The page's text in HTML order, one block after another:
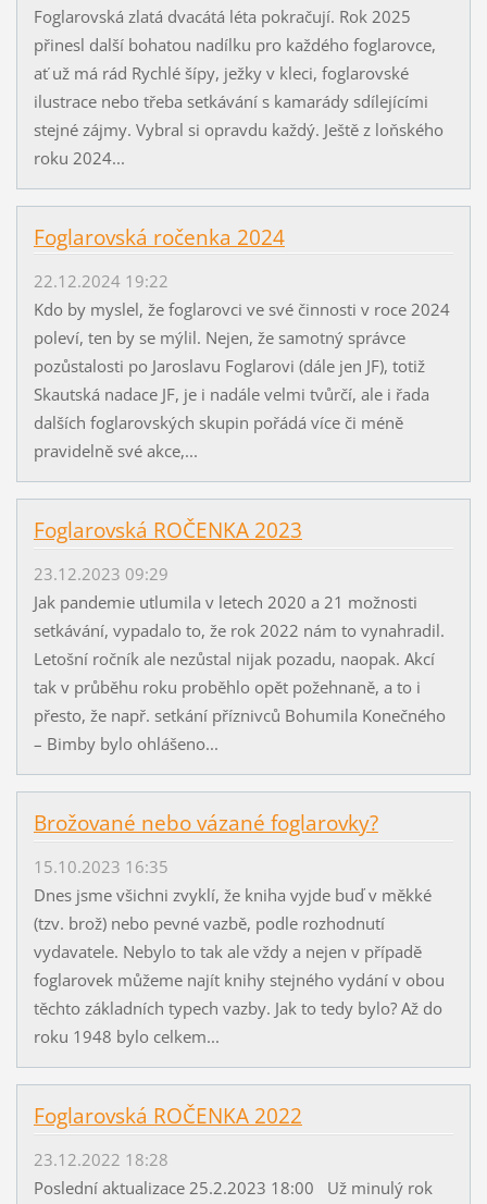
Foglarovská zlatá dvacátá léta pokračují. Rok 2025
přinesl další bohatou nadílku pro každého foglarovce,
ať už má rád Rychlé šípy, ježky v kleci, foglarovské
ilustrace nebo třeba setkávání s kamarády sdílejícími
stejné zájmy. Vybral si opravdu každý. Ještě z loňského
roku 2024...
Foglarovská ročenka 2024
22.12.2024 19:22
Kdo by myslel, že foglarovci ve své činnosti v roce 2024
poleví, ten by se mýlil. Nejen, že samotný správce
pozůstalosti po Jaroslavu Foglarovi (dále jen JF), totiž
Skautská nadace JF, je i nadále velmi tvůrčí, ale i řada
dalších foglarovských skupin pořádá více či méně
pravidelně své akce,...
Foglarovská ROČENKA 2023
23.12.2023 09:29
Jak pandemie utlumila v letech 2020 a 21 možnosti
setkávání, vypadalo to, že rok 2022 nám to vynahradil.
Letošní ročník ale nezůstal nijak pozadu, naopak. Akcí
tak v průběhu roku proběhlo opět požehnaně, a to i
přesto, že např. setkání příznivců Bohumila Konečného
– Bimby bylo ohlášeno...
Brožované nebo vázané foglarovky?
15.10.2023 16:35
Dnes jsme všichni zvyklí, že kniha vyjde buď v měkké
(tzv. brož) nebo pevné vazbě, podle rozhodnutí
vydavatele. Nebylo to tak ale vždy a nejen v případě
foglarovek můžeme najít knihy stejného vydání v obou
těchto základních typech vazby. Jak to tedy bylo? Až do
roku 1948 bylo celkem...
Foglarovská ROČENKA 2022
23.12.2022 18:28
Poslední aktualizace 25.2.2023 18:00 Už minulý rok